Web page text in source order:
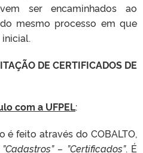
ser encaminhados ao
mesmo processo em que
DE CERTIFICADOS DE
com a UFPEL:
feito através do COBALTO,
– ”Certificados”. É